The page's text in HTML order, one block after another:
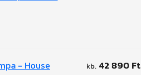
- House
42 890 Ft